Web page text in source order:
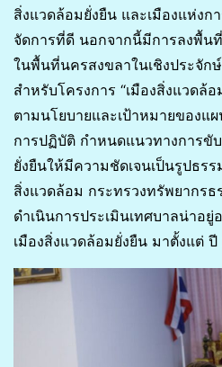
สิ่งแวดล้อมยั่งยืน และเมืองแห่งก
จัดการที่ดี นอกจากนี้มีการลงพื้น
ในพื้นที่นครสงขลาในเชิงประจัก
สำหรับโครงการ “เมืองสิ่งแวดล้
ตามนโยบายและเป้าหมายของแ
การปฏิบัติ กำหนดแนวทางการขั
ยั่งยืนให้มีความชัดเจนเป็นรูปธร
สิ่งแวดล้อม กระทรวงทรัพยากร
ดำเนินการประเมินเทศบาลน่าอยู่
เมืองสิ่งแวดล้อมยั่งยืน มาตั้งแต่